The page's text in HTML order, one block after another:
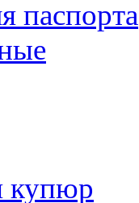
паспорта
купюр